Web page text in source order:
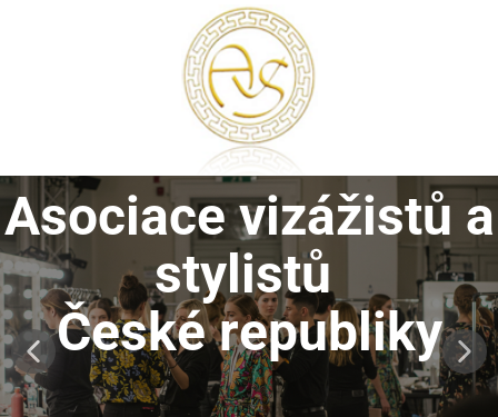
Asociace vizážistů a
stylistů
České republiky